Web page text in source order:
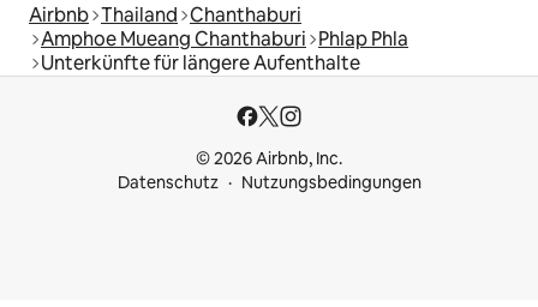
Airbnb Thailand Chanthaburi
Amphoe Mueang Chanthaburi Phlap Phla
Unterkünfte für längere Aufenthalte
© 2026 Airbnb, Inc.
Datenschutz
Nutzungsbedingungen